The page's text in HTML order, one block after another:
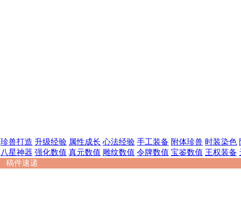
珍兽打造 升级经验 属性成长 心法经验 手工装备 附体珍兽 时装染色
八星神器 强化数值 真元数值 雕纹数值 令牌数值 宝鉴数值 王权装备
稿件速递